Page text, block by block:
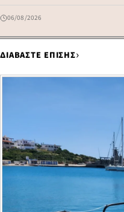
06/08/2026
ΔΙΑΒΑΣΤΕ ΕΠΙΣΗΣ›